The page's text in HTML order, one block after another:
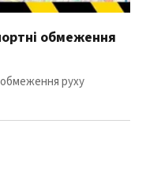
обмеження
руху